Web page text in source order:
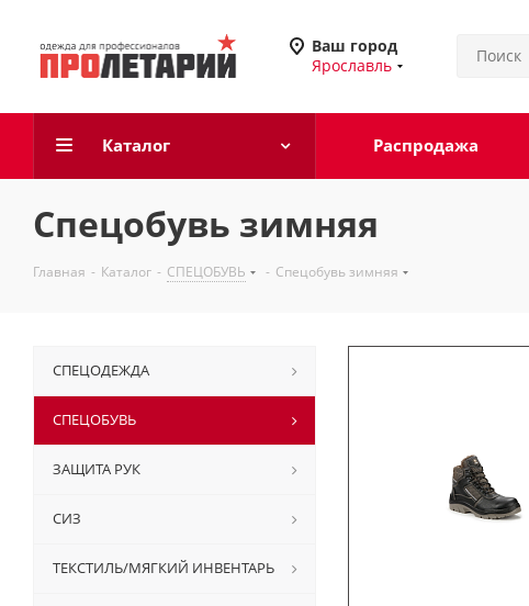
Ваш город
Ярославль
Каталог Распродажа
Спецобувь зимняя
Главная - Каталог - СПЕЦОБУВЬ - Спецобувь зимняя
СПЕЦОДЕЖДА
СПЕЦОБУВЬ
ЗАЩИТА РУК
СИЗ
ТЕКСТИЛЬ/МЯГКИЙ ИНВЕНТАРЬ